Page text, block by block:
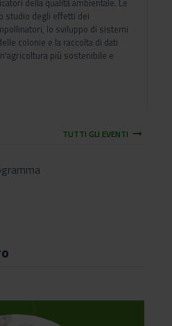
studio degli effetti dei
lo sviluppo di sistemi
colonie e la raccolta di dati
più sostenibile e
TUTTI GLI EVENTI arrow_right_alt